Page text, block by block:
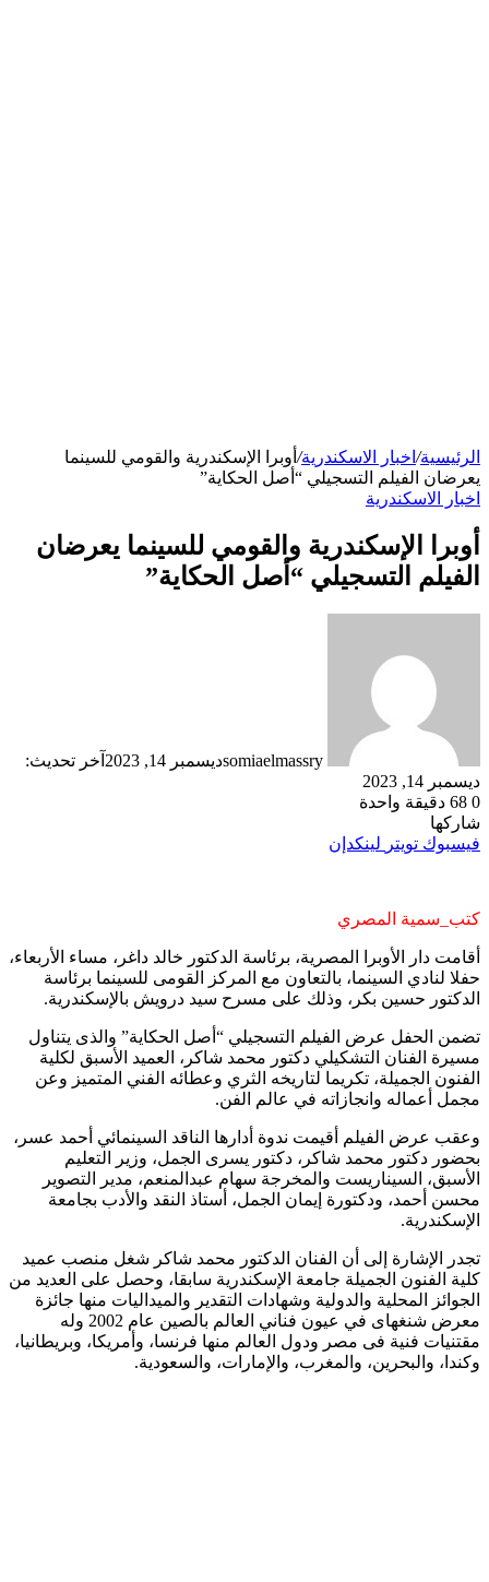
الرئيسية/ اخبار الاسكندرية/ أوبرا الإسكندرية والقومي للسينما
يعرضان الفيلم التسجيلي “أصل الحكاية”
اخبار الاسكندرية
أوبرا الإسكندرية والقومي للسينما يعرضان
الفيلم التسجيلي “أصل الحكاية”
somiaelmassryديسمبر 14, 2023
آخر تحديث:
ديسمبر 14, 2023
0
دقيقة واحدة
شاركها
فيسبوك تويتر لينكدإن
كتب_سمية المصري
أقامت دار الأوبرا المصرية، برئاسة الدكتور خالد داغر، مساء الأربعاء،
حفلا لنادي السينما، بالتعاون مع المركز القومى للسينما برئاسة
الدكتور حسين بكر، وذلك على مسرح سيد درويش بالإسكندرية.
تضمن الحفل عرض الفيلم التسجيلي “أصل الحكاية” والذى يتناول
مسيرة الفنان التشكيلي دكتور محمد شاكر، العميد الأسبق لكلية
الفنون الجميلة، تكريما لتاريخه الثري وعطائه الفني المتميز وعن
مجمل أعماله وانجازاته في عالم الفن.
وعقب عرض الفيلم أقيمت ندوة أدارها الناقد السينمائي أحمد عسر،
بحضور دكتور محمد شاكر، دكتور يسرى الجمل، وزير التعليم
الأسبق، السيناريست والمخرجة سهام عبدالمنعم، مدير التصوير
محسن أحمد، ودكتورة إيمان الجمل، أستاذ النقد والأدب بجامعة
الإسكندرية.
تجدر الإشارة إلى أن الفنان الدكتور محمد شاكر شغل منصب عميد
كلية الفنون الجميلة جامعة الإسكندرية سابقا، وحصل على العديد من
الجوائز المحلية والدولية وشهادات التقدير والميداليات منها جائزة
معرض شنغهاى في عيون فناني العالم بالصين عام 2002 وله
مقتنيات فنية فى مصر ودول العالم منها فرنسا، وأمريكا، وبريطانيا،
وكندا، والبحرين، والمغرب، والإمارات، والسعودية.